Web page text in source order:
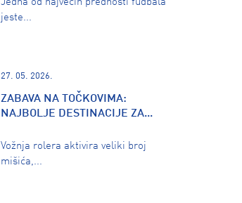
Jedna od najvećih prednosti fudbala
jeste...
27. 05. 2026.
ZABAVA NA TOČKOVIMA:
NAJBOLJE DESTINACIJE ZA...
Vožnja rolera aktivira veliki broj
mišića,...